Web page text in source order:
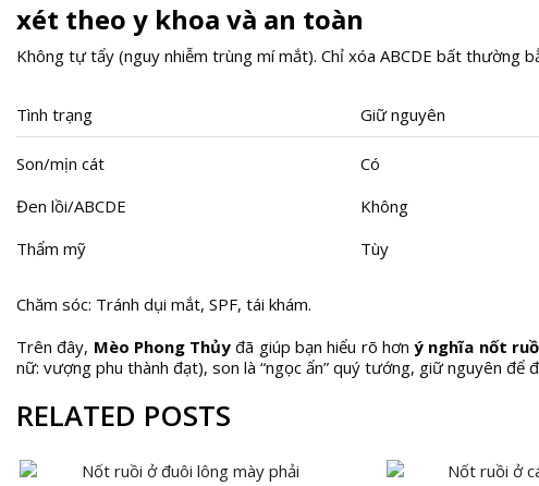
xét theo y khoa và an toàn
Không tự tẩy (nguy nhiễm trùng mí mắt). Chỉ xóa ABCDE bất thường
Tình trạng Giữ nguyên
Son/mịn cát Có
Đen lồi/ABCDE
Không
Thẩm mỹ
Tùy
Chăm sóc: Tránh dụi mắt, SPF, tái khám.
Trên đây, Mèo Phong Thủy đã giúp bạn hiểu rõ hơný nghĩa nốt
nữ: vượng phu thành đạt), son là “ngọc ẩn” quý tướng, giữ nguyên để
RELATED POSTS